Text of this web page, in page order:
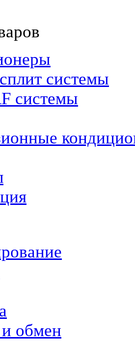
системы
системы
обмен